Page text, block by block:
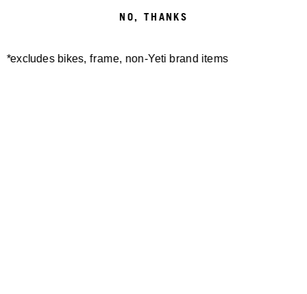
NO, THANKS
*excludes bikes, frame, non-Yeti brand items